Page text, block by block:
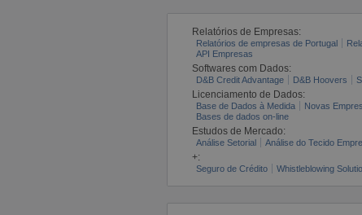
Relatórios de Empresas:
Relatórios de empresas de Portugal
API Empresas
Softwares com Dados:
D&B Credit Advantage D&B Hoovers
Licenciamento de Dados:
Base de Dados à Medida Novas
Bases de dados on-line
Estudos de Mercado:
Análise Setorial Análise do Tecido
+:
Seguro de Crédito Whistleblowing